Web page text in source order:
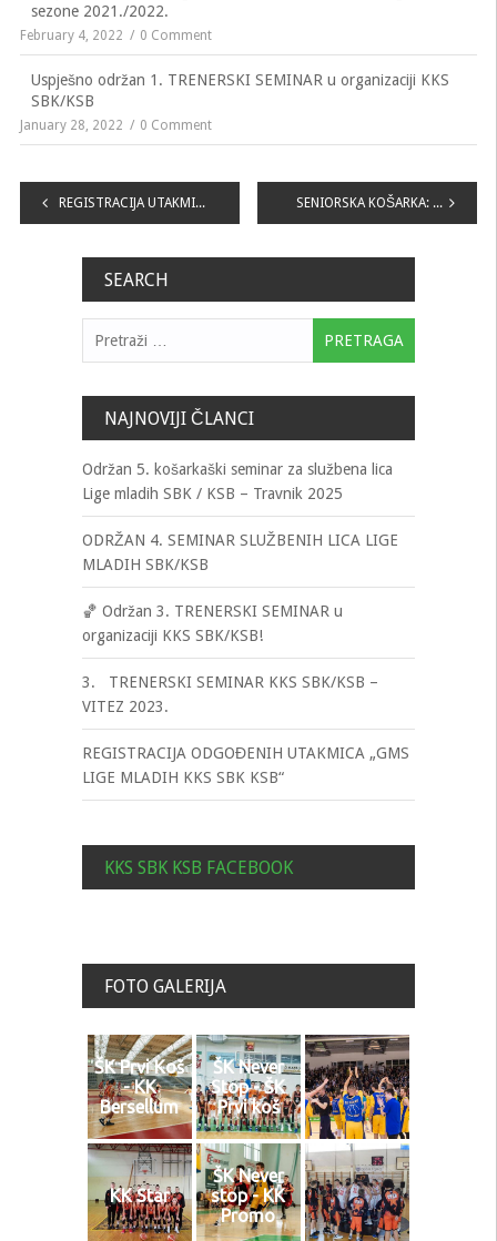
sezone 2021./2022.
February 4, 2022 0 Comment
Uspješno održan 1. TRENERSKI SEMINAR u organizaciji KKS
SBK/KSB
January 28, 2022 0 Comment
Navigacija
REGISTRACIJA UTAKMICA XIX. KOLA „LIGE MLADIH KKS SBK KSB“ SENIORSKA KOŠARKA: Pobjede Proma, Travnika, Iskre i OKK Vitez!
SEARCH
NAJNOVIJI ČLANCI
Održan 5. košarkaški seminar za službena lica
Lige mladih SBK / KSB – Travnik 2025
ODRŽAN 4. SEMINAR SLUŽBENIH LICA LIGE
MLADIH SBK/KSB
🏀 Održan 3. TRENERSKI SEMINAR u
organizaciji KKS SBK/KSB!
3. TRENERSKI SEMINAR KKS SBK/KSB –
VITEZ 2023.
REGISTRACIJA ODGOĐENIH UTAKMICA „GMS
LIGE MLADIH KKS SBK KSB“
KKS SBK KSB FACEBOOK
FOTO GALERIJA
ŠK Prvi Koš
- KK
Bersellum
ŠK Never
Stop - ŠK
Prvi koš
KK Star
ŠK Never
stop - KK
Promo